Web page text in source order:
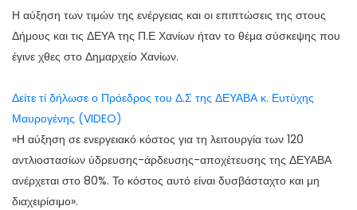
Η αύξηση των τιμών της ενέργειας και οι επιπτώσεις της στους
Δήμους και τις ΔΕΥΑ της Π.Ε Χανίων ήταν το θέμα σύσκεψης που
έγινε χθες στο Δημαρχείο Χανίων.
Δείτε τί δήλωσε ο Πρόεδρος του Δ.Σ της ΔΕΥΑΒΑ κ. Ευτύχης
Μαυρογένης (VIDEO)
«Η αύξηση σε ενεργειακό κόστος για τη λειτουργία των 120
αντλιοστασίων ύδρευσης-άρδευσης-αποχέτευσης της ΔΕΥΑΒΑ
ανέρχεται στο 80%. Το κόστος αυτό είναι δυσβάσταχτο και μη
διαχειρίσιμο».